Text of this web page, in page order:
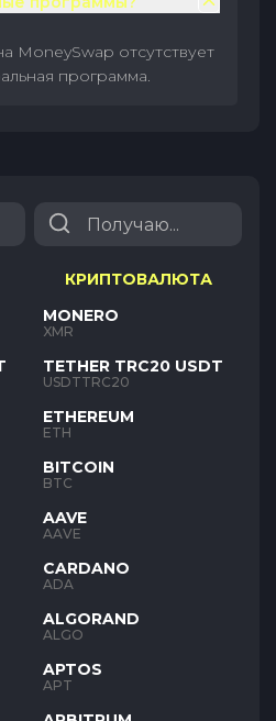
MoneySwap отсутствует
программа.
КРИПТОВАЛЮТА
MONERO
XMR
TETHER TRC20 USDT
USDTTRC20
ETHEREUM
ETH
BITCOIN
BTC
AAVE
AAVE
CARDANO
ADA
ALGORAND
ALGO
APTOS
APT